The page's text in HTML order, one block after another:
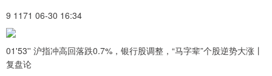
9 1171 06-30 16:34
01'53'' 沪指冲高回落跌0.7%，银行股调整，“马字辈”个股逆势大涨丨
复盘论